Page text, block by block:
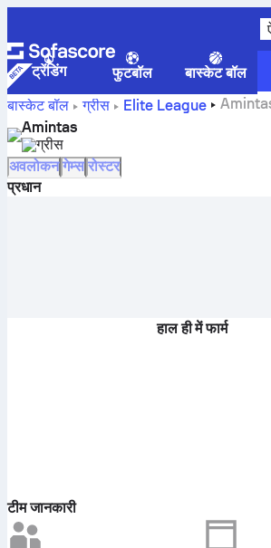
ट्रेंडिंग फुटबॉल बास्केट बॉल
बास्केट बॉल
ग्रीस Elite League
और खिलाड़ी
Amintas
ग्रीस
अवलोकन गेम्स रोस्टर
प्रधान
हाल ही में फार्म
टीम जानकारी